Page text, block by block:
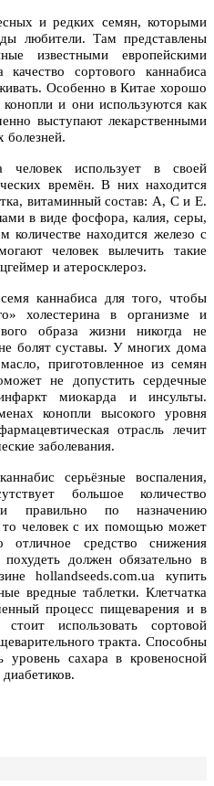
и редких семян, которыми
любители. Там представлены
известными европейскими
сортового каннабиса
Особенно в Китае хорошо
и они используются как
выступают лекарственными
болезней.
использует в своей
времён. В них находится
витаминный состав: А, С и Е.
в виде фосфора, калия, серы,
количестве находится железо с
человек вылечить такие
и атеросклероз.
каннабиса для того, чтобы
холестерина в организме и
образа жизни никогда не
болят суставы. У многих дома
приготовленное из семян
не допустить сердечные
миокарда и инсульты.
конопли высокого уровня
отрасль лечит
заболевания.
серьёзные воспаления,
большое количество
правильно по назначению
то человек с их помощью может
средство снижения
должен обязательно в
hollandseeds.com.ua купить
вредные таблетки. Клетчатка
процесс пищеварения и в
использовать сортовой
тракта. Способны
уровень сахара в кровеносной